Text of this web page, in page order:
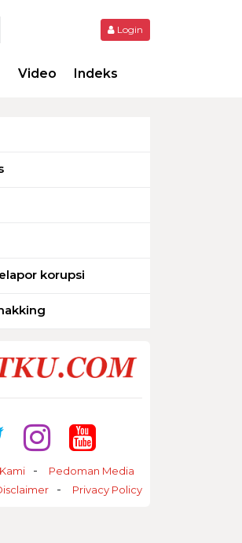
Login
Video Indeks
korupsi
Pedoman Media
Privacy Policy